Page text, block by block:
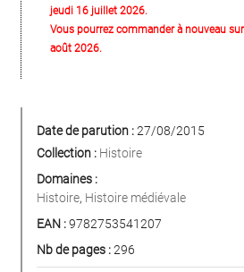
jeudi 16 juillet 2026.
Vous pourrez commander à nouveau
août 2026.
Date de parution :27/08/2015
Collection : Histoire
Domaines :
Histoire, Histoire médiévale
EAN :9782753541207
Nb de pages :296